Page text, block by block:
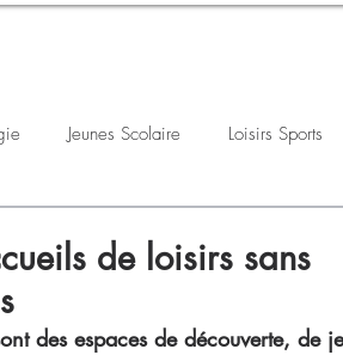
Jeunes Scolaire Loisirs Sports
de loisirs sans
des espaces de découverte, de